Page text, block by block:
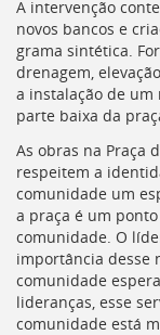
o
início
deste
menu
[]
A intervenção
novos bancos e
grama sintética.
drenagem,
a instalação de
parte baixa da
As obras na Praça
respeitem a
comunidade um
a praça é um
comunidade. O
importância desse
comunidade
lideranças, esse
comunidade está